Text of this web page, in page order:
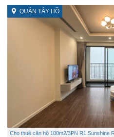
QUẬN TÂY HỒ
Cho thuê căn hộ 100m2/3PN R1 Sunshine